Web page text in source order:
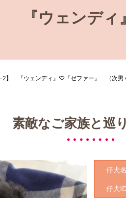
『ウェンデ
2】 『ウェンディ』♡『ゼファー』 （次男
敵なご家族と巡り
仔犬名
仔犬ID